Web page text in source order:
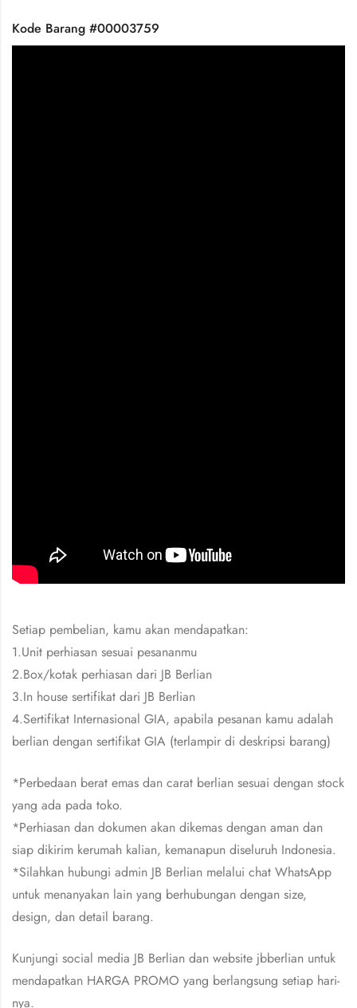
Kode Barang #00003759
Setiap pembelian, kamu akan mendapatkan:
1.Unit perhiasan sesuai pesananmu
2.Box/kotak perhiasan dari JB Berlian
3.In house sertifikat dari JB Berlian
4.Sertifikat Internasional GIA, apabila pesanan kamu adalah
berlian dengan sertifikat GIA (terlampir di deskripsi barang)
*Perbedaan berat emas dan carat berlian sesuai dengan stock
yang ada pada toko.
*Perhiasan dan dokumen akan dikemas dengan aman dan
siap dikirim kerumah kalian, kemanapun diseluruh Indonesia.
*Silahkan hubungi admin JB Berlian melalui chat WhatsApp
untuk menanyakan lain yang berhubungan dengan size,
design, dan detail barang.
Kunjungi social media JB Berlian dan website jbberlian untuk
mendapatkan HARGA PROMO yang berlangsung setiap hari-
nya.